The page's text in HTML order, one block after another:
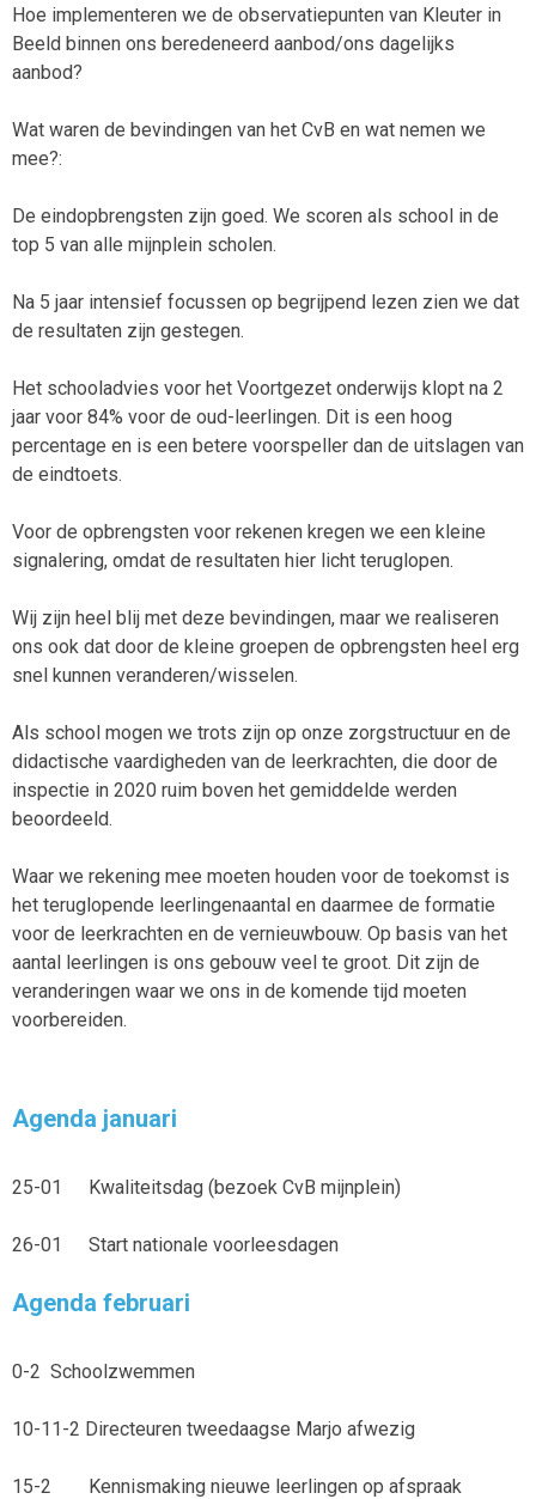
Hoe implementeren we de observatiepunten van Kleuter in
Beeld binnen ons beredeneerd aanbod/ons dagelijks
aanbod?
Wat waren de bevindingen van het CvB en wat nemen we
mee?:
De eindopbrengsten zijn goed. We scoren als school in de
top 5 van alle mijnplein scholen.
Na 5 jaar intensief focussen op begrijpend lezen zien we dat
de resultaten zijn gestegen.
Het schooladvies voor het Voortgezet onderwijs klopt na 2
jaar voor 84% voor de oud-leerlingen. Dit is een hoog
percentage en is een betere voorspeller dan de uitslagen van
de eindtoets.
Voor de opbrengsten voor rekenen kregen we een kleine
signalering, omdat de resultaten hier licht teruglopen.
Wij zijn heel blij met deze bevindingen, maar we realiseren
ons ook dat door de kleine groepen de opbrengsten heel erg
snel kunnen veranderen/wisselen.
Als school mogen we trots zijn op onze zorgstructuur en de
didactische vaardigheden van de leerkrachten, die door de
inspectie in 2020 ruim boven het gemiddelde werden
beoordeeld.
Waar we rekening mee moeten houden voor de toekomst is
het teruglopende leerlingenaantal en daarmee de formatie
voor de leerkrachten en de vernieuwbouw. Op basis van het
aantal leerlingen is ons gebouw veel te groot. Dit zijn de
veranderingen waar we ons in de komende tijd moeten
voorbereiden.
Agenda januari
25-01 Kwaliteitsdag (bezoek CvB mijnplein)
26-01 Start nationale voorleesdagen
Agenda februari
0-2 Schoolzwemmen
10-11-2 Directeuren tweedaagse Marjo afwezig
15-2 Kennismaking nieuwe leerlingen op afspraak